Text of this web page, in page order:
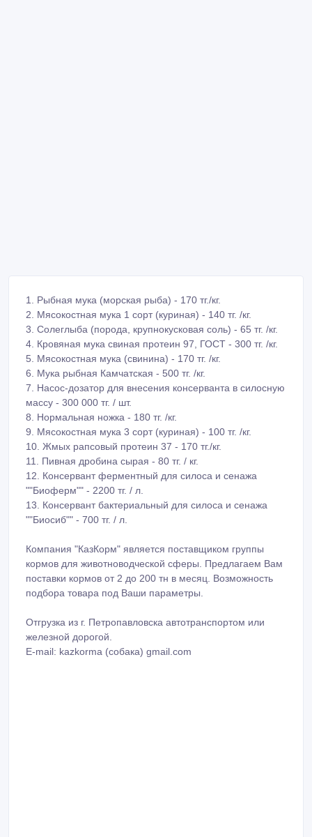
1. Рыбная мука (морская рыба) - 170 тг./кг.
2. Мясокостная мука 1 сорт (куриная) - 140 тг. /кг.
3. Солеглыба (порода, крупнокусковая соль) - 65 тг. /кг.
4. Кровяная мука свиная протеин 97, ГОСТ - 300 тг. /кг.
5. Мясокостная мука (свинина) - 170 тг. /кг.
6. Мука рыбная Камчатская - 500 тг. /кг.
7. Насос-дозатор для внесения консерванта в силосную
массу - 300 000 тг. / шт.
8. Нормальная ножка - 180 тг. /кг.
9. Мясокостная мука 3 сорт (куриная) - 100 тг. /кг.
10. Жмых рапсовый протеин 37 - 170 тг./кг.
11. Пивная дробина сырая - 80 тг. / кг.
12. Консервант ферментный для силоса и сенажа
""Биоферм"" - 2200 тг. / л.
13. Консервант бактериальный для силоса и сенажа
""Биосиб"" - 700 тг. / л.
Компания "КазКорм" является поставщиком группы
кормов для животноводческой сферы. Предлагаем Вам
поставки кормов от 2 до 200 тн в месяц. Возможность
подбора товара под Ваши параметры.
Отгрузка из г. Петропавловска автотранспортом или
железной дорогой.
E-mail: kazkorma (собака) gmail.com